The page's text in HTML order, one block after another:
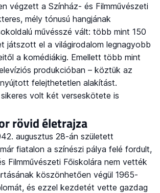
végzett a Színház- és Filmművészeti
mély tónusú hangjának
művésszé vált: több mint 150
játszott el a világirodalom legnagyobb
a komédiákig. Emellett több mint
produkcióban – köztük az
felejthetetlen alakítást.
volt két verseskötete is
rövid életrajza
augusztus 28-án született
fiatalon a színészi pálya felé fordult,
Filmművészeti Főiskolára nem vették
köszönhetően végül 1965-
és ezzel kezdetét vette gazdag